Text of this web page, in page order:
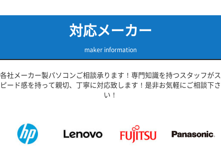
対応メーカー
maker information
各社メーカー製パソコンご相談承ります！専門知識を持つスタッフがス
ピード感を持って親切、丁寧に対応致します！是非お気軽にご相談下さ
い！